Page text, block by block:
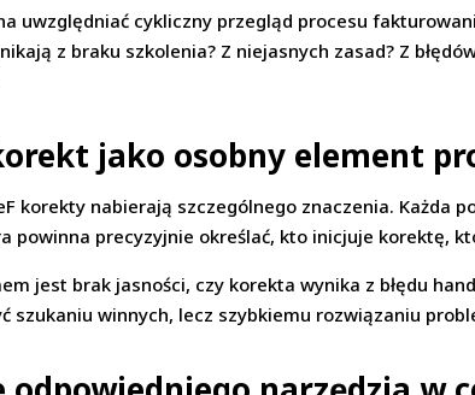
uwzględniać cykliczny przegląd procesu
z braku szkolenia? Z niejasnych zasad? Z
jako osobny element
korekty nabierają szczególnego znaczenia. Każda
powinna precyzyjnie określać, kto inicjuje korektę,
jest brak jasności, czy korekta wynika z błędu
szukaniu winnych, lecz szybkiemu rozwiązaniu